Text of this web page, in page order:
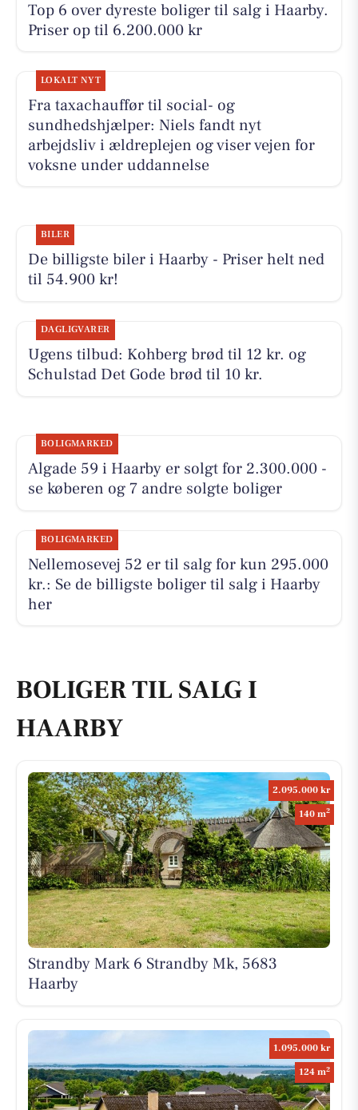
Top 6 over dyreste boliger til salg i Haarby.
Priser op til 6.200.000 kr
LOKALT NYT
Fra taxachauffør til social- og
sundhedshjælper: Niels fandt nyt
arbejdsliv i ældreplejen og viser vejen for
voksne under uddannelse
BILER
De billigste biler i Haarby - Priser helt ned
til 54.900 kr!
DAGLIGVARER
Ugens tilbud: Kohberg brød til 12 kr. og
Schulstad Det Gode brød til 10 kr.
BOLIGMARKED
Algade 59 i Haarby er solgt for 2.300.000 -
se køberen og 7 andre solgte boliger
BOLIGMARKED
Nellemosevej 52 er til salg for kun 295.000
kr.: Se de billigste boliger til salg i Haarby
her
BOLIGER TIL SALG I
HAARBY
2.095.000 kr
140 m2
Strandby Mark 6 Strandby Mk, 5683
Haarby
1.095.000 kr
124 m2